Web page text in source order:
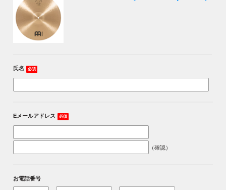
氏名 必須
Eメールアドレス 必須
（確認）
お電話番号